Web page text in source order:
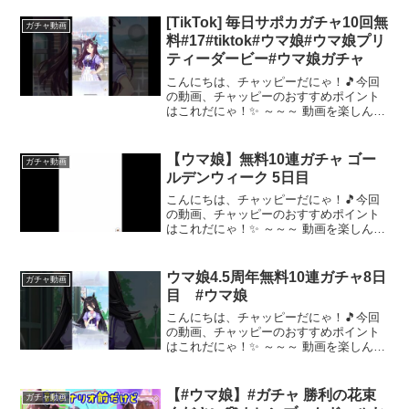
ガチャ動画
[TikTok] 毎日サポカガチャ10回無
料#17#tiktok#ウマ娘#ウマ娘プリ
ティーダービー#ウマ娘ガチャ
こんにちは、チャッピーだにゃ！🎵今回
の動画、チャッピーのおすすめポイント
はこれだにゃ！✨ ～～～ 動画を楽しんだ
ガチャ動画
【ウマ娘】無料10連ガチャ ゴー
ルデンウィーク 5日目
こんにちは、チャッピーだにゃ！🎵今回
の動画、チャッピーのおすすめポイント
はこれだにゃ！✨ ～～～ 動画を楽しんだ
ガチャ動画
ウマ娘4.5周年無料10連ガチャ8日
目 #ウマ娘
こんにちは、チャッピーだにゃ！🎵今回
の動画、チャッピーのおすすめポイント
はこれだにゃ！✨ ～～～ 動画を楽しんだ
ガチャ動画
【#ウマ娘】#ガチャ 勝利の花束